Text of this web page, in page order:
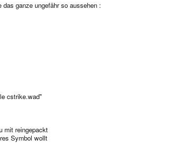
ganze ungefähr so aussehen :
cstrike.wad"
mit reingepackt
Symbol wollt